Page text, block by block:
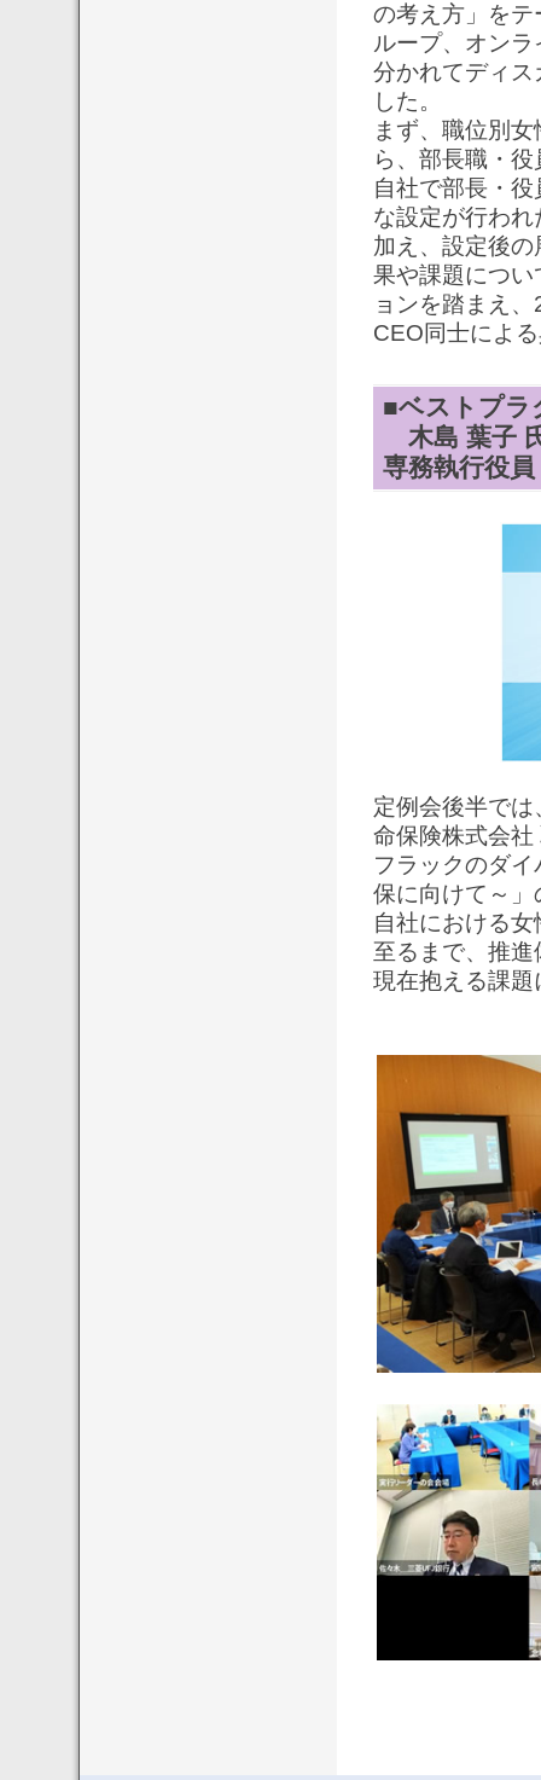
の考え方」を
ループ、オン
分かれてディ
した。
まず、職位別
ら、部長職・
自社で部長・
な設定が行わ
加え、設定後
果や課題につ
ョンを踏まえ
CEO同士によ
■ベストプラ
木島 葉子
専務執行役
定例会後半で
命保険株式会
フラックのダ
保に向けて～
自社における
至るまで、推
現在抱える課